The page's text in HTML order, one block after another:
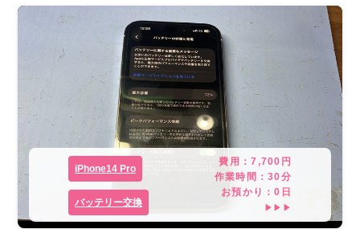
iPhone14 Pro
バッテリー交換
費用：7,700 円
作業時間：30分
お預かり：0 日
▶▶▶